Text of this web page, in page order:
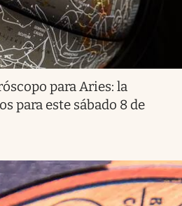
para Aries: la
para este sábado 8 de